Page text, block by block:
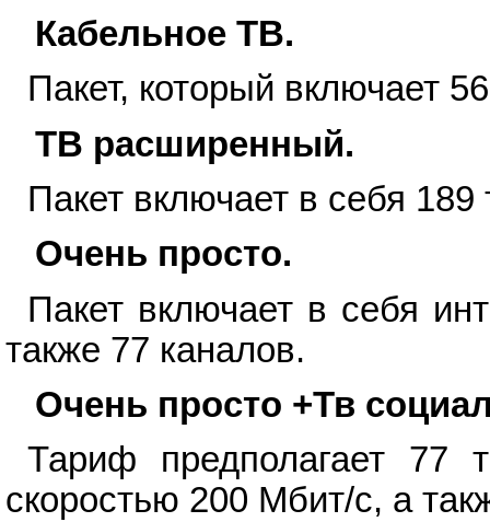
Кабельное ТВ.
Пакет, который включает
ТВ расширенный.
Пакет включает в себя
Очень просто.
Пакет включает в себя
также 77 каналов.
Очень просто +Тв
Тариф предполагает 77
скоростью 200 Мбит/с, а